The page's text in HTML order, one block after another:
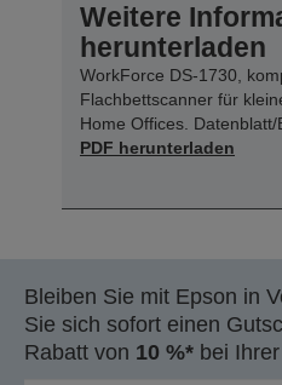
Weitere
herunterladen
WorkForce DS-1730,
Flachbettscanner für
Home Offices. Datenblatt/
PDF herunterladen
Bleiben Sie mit Epson in
Sie sich sofort einen
Rabatt von 10 %* bei